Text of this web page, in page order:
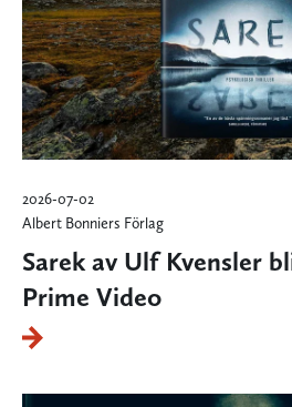
2026-07-02
Albert Bonniers Förlag
Sarek av Ulf Kvensler
Prime Video